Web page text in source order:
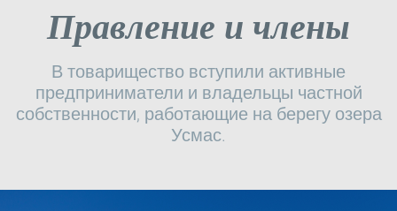
Правление и члены
В товарищество вступили активные
предприниматели и владельцы частной
собственности, работающие на берегу озера
Усмас.